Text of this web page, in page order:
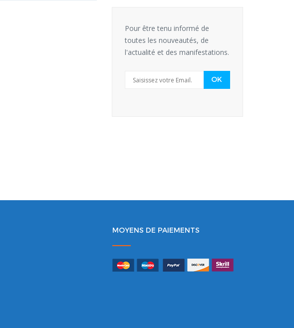
Pour être tenu informé de
toutes les nouveautés, de
l'actualité et des manifestations.
MOYENS DE PAIEMENTS